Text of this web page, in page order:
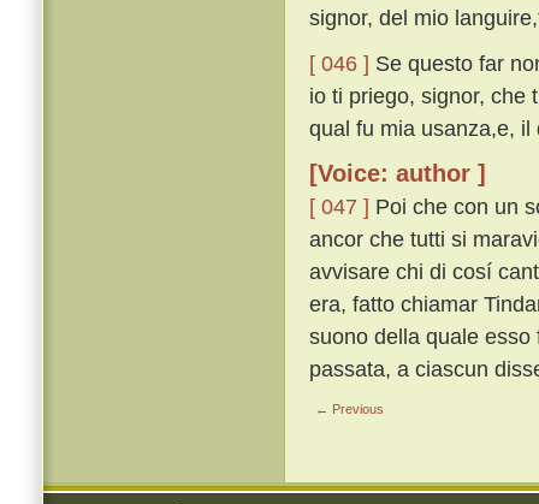
signor, del mio
[ 046 ] Se questo far
io ti priego, signor, che
qual fu mia usanza,e,
[Voice: author ]
[ 047 ] Poi che con un
ancor che tutti si
avvisare chi di cosí
era, fatto chiamar
suono della quale
passata, a ciascun
← Previous